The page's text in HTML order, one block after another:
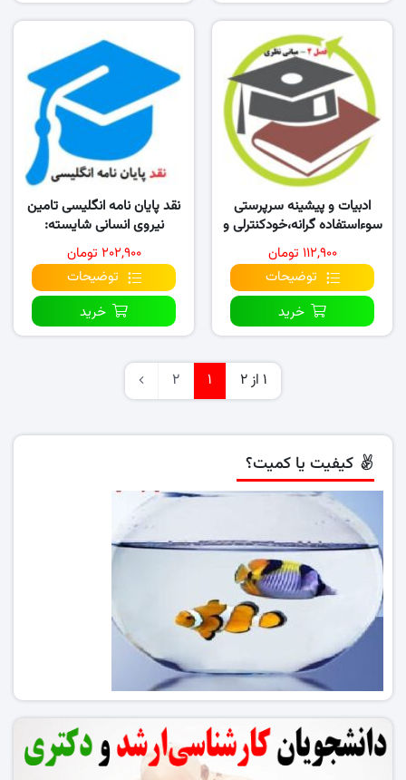
ادبیات و پیشینه سرپرستی
سوءاستفاده گرانه،خودکنترلی و
رفتار اخلاقی
۱۱۲,۹۰۰ تومان
توضیحات
خرید
نقد پایان نامه انگلیسی تامین
نیروی انسانی شایسته:
مقایسه شرکت های فنی و …
۲۰۲,۹۰۰ تومان
توضیحات
خرید
1 از 2 1
2
کیفیت یا کمیت؟